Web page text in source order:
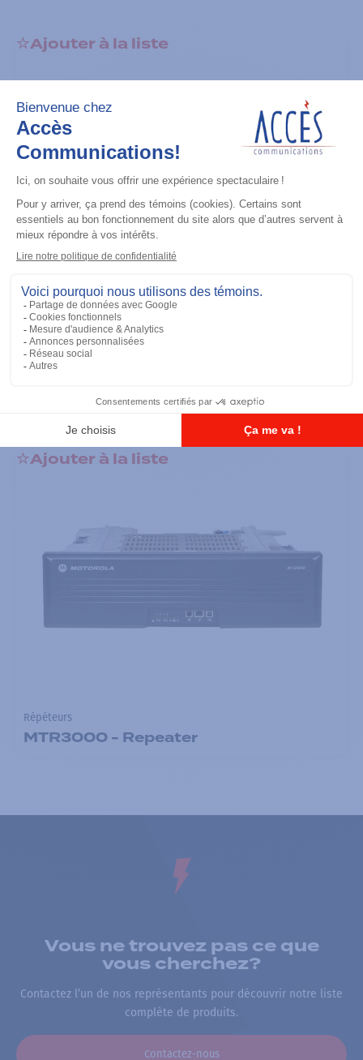
Ajouter à la liste
Répéteurs
SLR5700 - VHF
Ajouter à la liste
Ajouter à la liste
Répéteurs
MTR3000 - Repeater
Vous ne trouvez pas ce que
vous cherchez?
Contactez l’un de nos représentants pour découvrir notre liste
complète de produits.
Contactez-nous